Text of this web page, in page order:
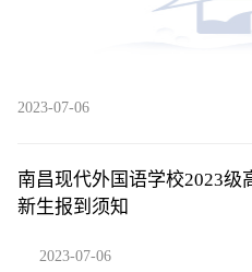
2023-07-06
南昌现代外国语学校2023级
新生报到须知
2023-07-06